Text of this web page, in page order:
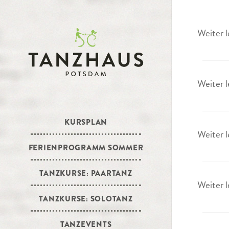
KURSPLAN
FERIENPROGRAMM SOMMER
TANZKURSE: PAARTANZ
TANZKURSE: SOLOTANZ
TANZEVENTS
Weiter
Weiter
Weiter
Weiter